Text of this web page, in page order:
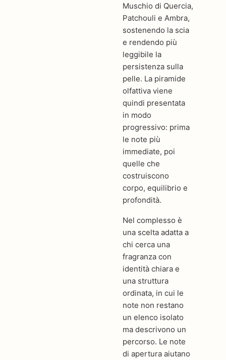
Muschio di Quercia,
Patchouli e Ambra,
sostenendo la scia
e rendendo più
leggibile la
persistenza sulla
pelle. La piramide
olfattiva viene
quindi presentata
in modo
progressivo: prima
le note più
immediate, poi
quelle che
costruiscono
corpo, equilibrio e
profondità.
Nel complesso è
una scelta adatta a
chi cerca una
fragranza con
identità chiara e
una struttura
ordinata, in cui le
note non restano
un elenco isolato
ma descrivono un
percorso. Le note
di apertura aiutano